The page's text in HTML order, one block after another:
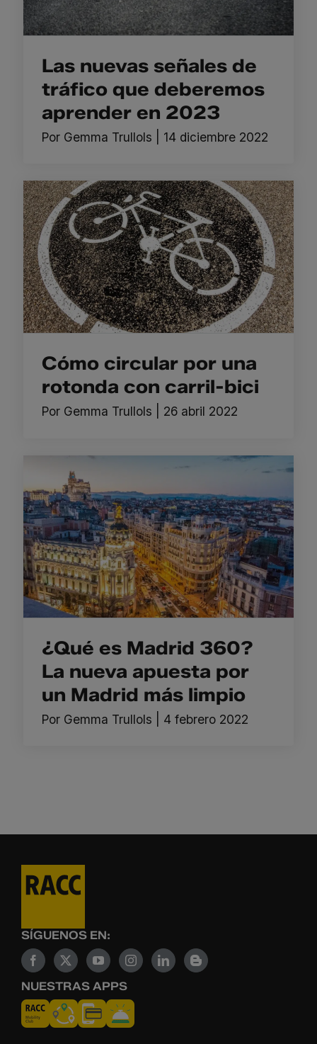
Las nuevas señales de
tráfico que deberemos
aprender en 2023
Por Gemma Trullols 14 diciembre 2022
Cómo circular por una
rotonda con carril-bici
Por Gemma Trullols 26 abril 2022
¿Qué es Madrid 360?
La nueva apuesta por
un Madrid más limpio
Por Gemma Trullols 4 febrero 2022
SÍGUENOS EN:
NUESTRAS APPS